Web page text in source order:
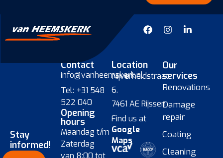
Stay
informed!
Contact
info@vanheemskerk.nl
Tel: +31 548
522 040
Opening
hours
Maandag t/m
Zaterdag
van 8:00 tot
Location
Nijverheidstraat
6.
7461 AE Rijssen
Find us at
Google
Maps
Our
services
Renovations
Damage
repair
Coating
Cleaning